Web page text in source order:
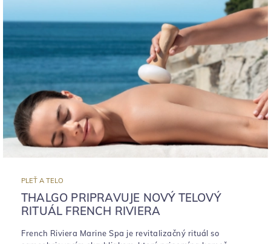
PLEŤ A TELO
THALGO PRIPRAVUJE NOVÝ TELOVÝ
RITUÁL FRENCH RIVIERA
French Riviera Marine Spa je revitalizačný rituál so